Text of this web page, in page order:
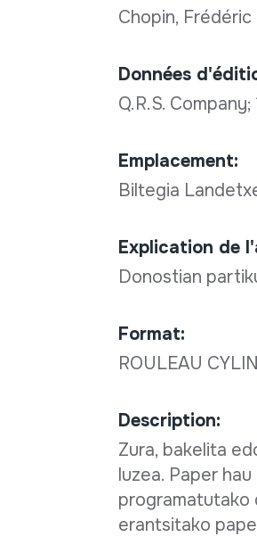
Chopin, Frédéric
Données
Q.R.S.
Emplacement:
Biltegia
Explication de
Donostian
Format:
ROULEAU
Description:
Zura, bakelita
luzea. Paper
programatutako
erantsitako